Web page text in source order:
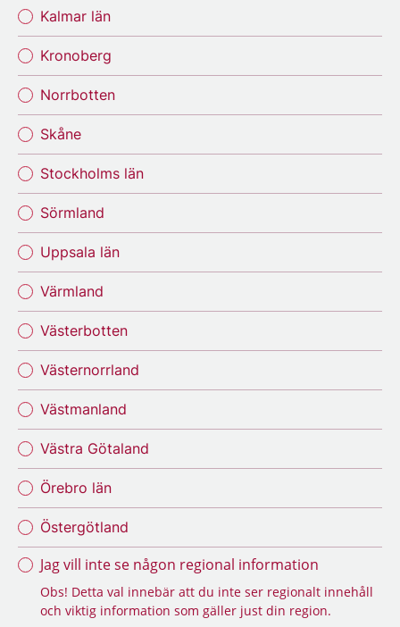
Kalmar län
Kronoberg
Norrbotten
Skåne
Stockholms län
Sörmland
Uppsala län
Värmland
Västerbotten
Västernorrland
Västmanland
Västra Götaland
Örebro län
Östergötland
Jag vill inte se någon regional information
Obs! Detta val innebär att du inte ser regionalt innehåll
och viktig information som gäller just din region.